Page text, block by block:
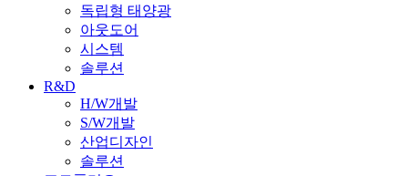
독립형 태양광
아웃도어
시스템
솔루션
R&D
H/W개발
S/W개발
산업디자인
솔루션